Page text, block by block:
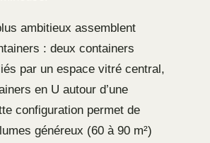
ambitieux assemblent
: deux containers
par un espace vitré central,
en U autour d’une
configuration permet de
généreux (60 à 90 m²)